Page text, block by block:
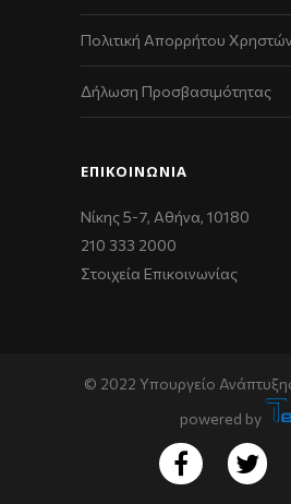
Πολιτική Απορρήτου Χρηστών
Δήλωση Προσβασιμότητας
ΕΠΙΚΟΙΝΩΝΊΑ
Νίκης 5-7, Αθήνα, 10180
210 333 2000
Στοιχεία Επικοινωνίας
© 2022 Υπουργείο
powered by